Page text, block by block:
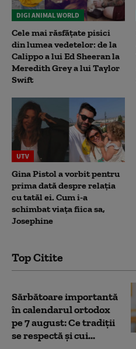
DIGI ANIMAL WORLD
Cele mai răsfățate pisici
din lumea vedetelor: de la
Calippo a lui Ed Sheeran la
Meredith Grey a lui Taylor
Swift
UTV
Gina Pistol a vorbit pentru
prima dată despre relația
cu tatăl ei. Cum i-a
schimbat viața fiica sa,
Josephine
Top Citite
Sărbătoare importantă
în calendarul ortodox
pe 7 august: Ce tradiții
se respectă și cui...